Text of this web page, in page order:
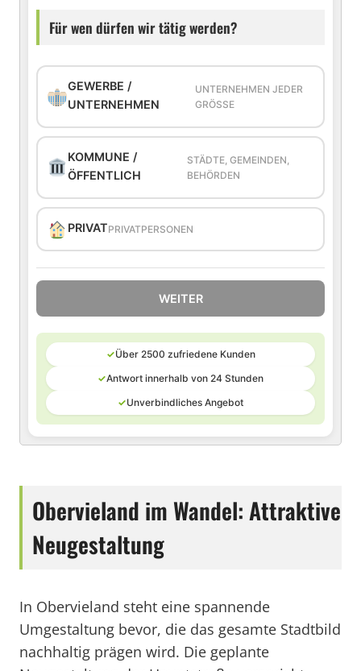
Für wen dürfen wir tätig werden?
GEWERBE /
UNTERNEHMEN
UNTERNEHMEN JEDER
GRÖSSE
KOMMUNE /
ÖFFENTLICH
STÄDTE, GEMEINDEN,
BEHÖRDEN
PRIVATPRIVATPERSONEN
WEITER
✓Über 2500 zufriedene Kunden
✓Antwort innerhalb von 24 Stunden
✓Unverbindliches Angebot
Obervieland im Wandel: Attraktive
Neugestaltung
In Obervieland steht eine spannende
Umgestaltung bevor, die das gesamte Stadtbild
nachhaltig prägen wird. Die geplante